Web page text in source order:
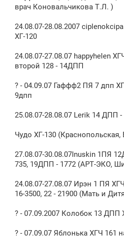
врач Коновальчикова Т.Л. )
24.08.07-28.08.2007
ХГ-120
24.08.07-27.08.07 happyhelen
второй 128 - 14ДПП
? - 04.09.07 Гаффф2 ПЯ 7 дпп
9дпп
25.08.07-28.08.07 Lerik 14 ДПП -
Чудо ХГ-130
27.08.07-30.08.07Inuskin 1ПЯ
735, 19ДПП - 1772 (АРТ-ЭКО,
24.08.07-27.08.07 Ирэн 1 ПЯ
16-3500, 22 - 21900 (Мать и
? - 07.09.2007 Колобок 13 ДПП
? - 07.09.07 Яблонька ХГЧ 161